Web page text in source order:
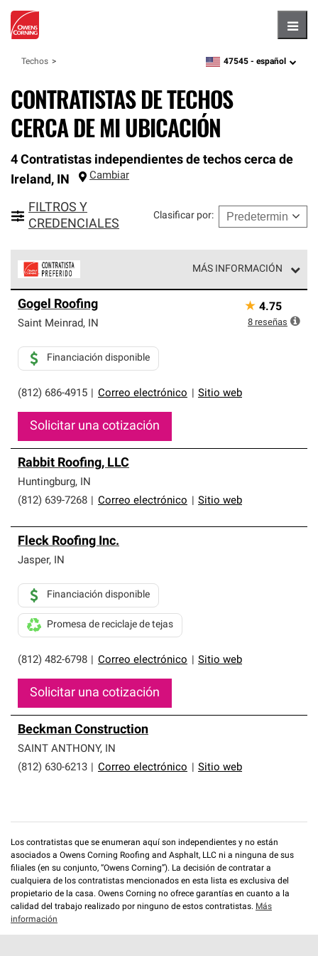
Techos zipcode,language
47545 - español
CONTRATISTAS DE TECHOS
CERCA DE MI UBICACIÓN
4 Contratistas independientes de techos cerca de
Ireland, IN Cambiar
FILTROS Y
CREDENCIALES
Clasificar por:
MÁS INFORMACIÓN
parte de una red exclusiva de profesionales de techos
que cumplen con altos estándares y requisitos estrictos
Gogel Roofing
Saint Meinrad, IN
(812) 686-4915 Correo electrónico Sitio web
Financiación disponible
Solicitar una cotización
★ 4.75
8 reseñas
Rabbit Roofing, LLC
Huntingburg, IN
(812) 639-7268
Correo electrónico Sitio web
Fleck Roofing Inc.
Jasper, IN
(812) 482-6798 Correo electrónico Sitio web
Financiación disponible
Promesa de reciclaje de tejas
Solicitar una cotización
Beckman Construction
SAINT ANTHONY, IN
(812) 630-6213
Correo electrónico Sitio web
Los contratistas que se enumeran aquí son independientes y no están
asociados a Owens Corning Roofing and Asphalt, LLC ni a ninguna de sus
filiales (en su conjunto, “Owens Corning”). La decisión de contratar a
cualquiera de los contratistas mencionados en esta lista es exclusiva del
propietario de la casa. Owens Corning no ofrece garantías en cuanto a la
calidad del trabajo realizado por ninguno de estos contratistas. Más
información